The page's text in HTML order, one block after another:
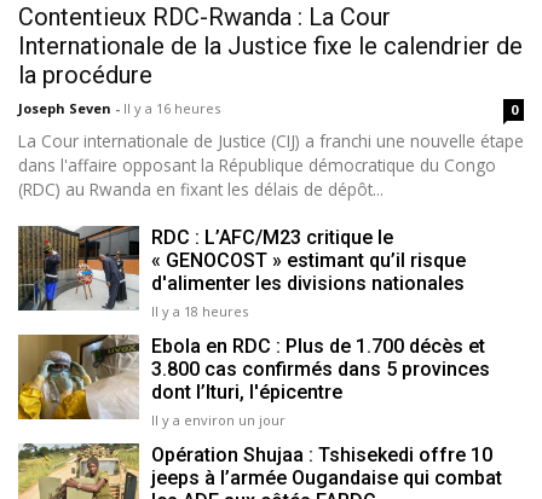
Contentieux RDC-Rwanda : La Cour
Internationale de la Justice fixe le calendrier de
la procédure
Joseph Seven - Il y a 16 heures 0
La Cour internationale de Justice (CIJ) a franchi une nouvelle étape
dans l'affaire opposant la République démocratique du Congo
(RDC) au Rwanda en fixant les délais de dépôt...
RDC : L’AFC/M23 critique le
« GENOCOST » estimant qu’il risque
d'alimenter les divisions nationales
Il y a 18 heures
Ebola en RDC : Plus de 1.700 décès et
3.800 cas confirmés dans 5 provinces
dont l’Ituri, l'épicentre
Il y a environ un jour
Opération Shujaa : Tshisekedi offre 10
jeeps à l’armée Ougandaise qui combat